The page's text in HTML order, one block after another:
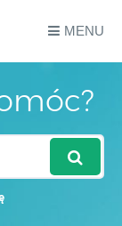
MENU